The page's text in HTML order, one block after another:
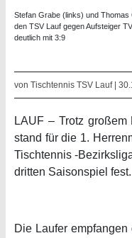
Stefan Grabe (links) und
den TSV Lauf gegen Aufsteiger
deutlich mit 3:9
von Tischtennis TSV Lauf |
LAUF – Trotz
stand für die 1.
Tischtennis -
dritten Saisonspiel fest.
Die Laufer empfangen